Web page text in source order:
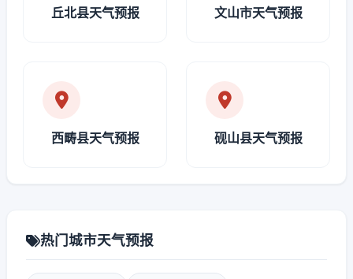
丘北县天气预报 文山市天气预报
西畴县天气预报 砚山县天气预报
热门城市天气预报